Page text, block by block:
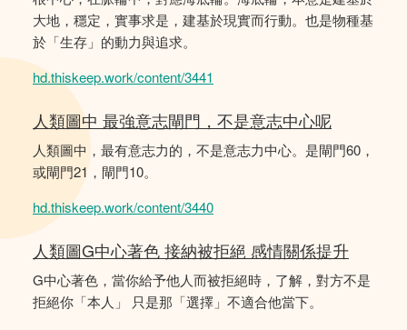
大地，穩定，實事求是，建基於現實而行動。也是物種基
於「生存」的動力與追求。
hd.thiskeep.work/content/3441
人類圖中 最強意志閘門，不是意志中心呢
人類圖中，最有意志力的，不是意志力中心。是閘門60，
或閘門21，閘門10。
hd.thiskeep.work/content/3440
人類圖G中心著色 接納被拒絕 感情關係提升
G中心著色，當你給予他人而被拒絕時，了解，對方不是
拒絕你「本人」 只是那「選擇」不適合他當下。